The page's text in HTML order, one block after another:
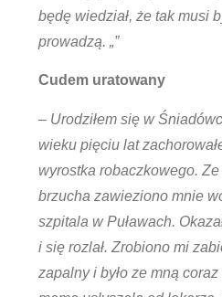
będę wiedział, że tak musi
prowadzą. „”
Cudem uratowany
– Urodziłem się w
wieku pięciu lat
wyrostka robaczkowego.
brzucha zawieziono mnie
szpitala w Puławach.
i się rozlał. Zrobiono mi
zapalny i było ze mną